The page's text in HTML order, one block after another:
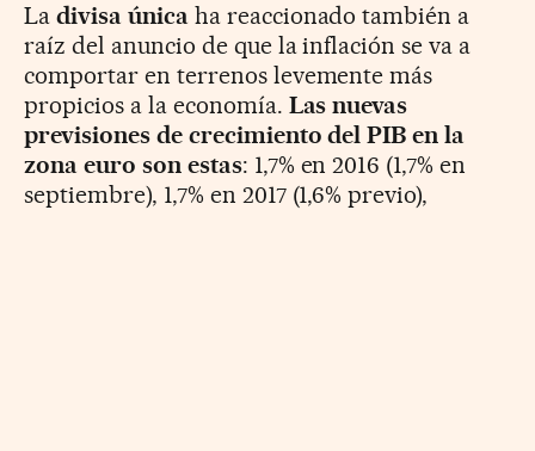
La divisa única ha reaccionado también a
raíz del anuncio de que la inflación se va a
comportar en terrenos levemente más
propicios a la economía. Las nuevas
previsiones de crecimiento del PIB en la
zona euro son estas: 1,7% en 2016 (1,7% en
septiembre), 1,7% en 2017 (1,6% previo),